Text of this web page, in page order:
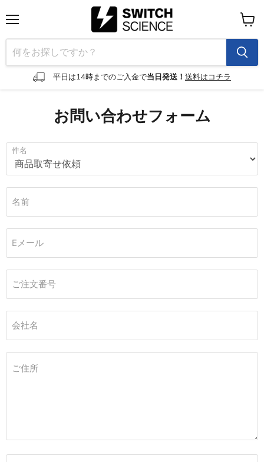
ニ
ュ
ー
平日は14時までのご入金で当日発送！ 送料はコチラ
カ
ー
ト
を
見
お問い合わせフォーム
件名
名前
Eメール
ご注文番号
会社名
ご住所